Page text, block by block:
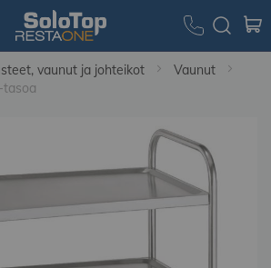
vaunut ja johteikot
Vaunut
tasoa